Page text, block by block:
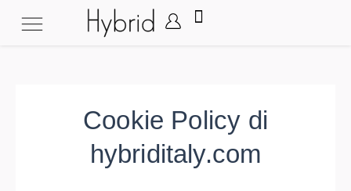
Cookie Policy di
hybriditaly.com